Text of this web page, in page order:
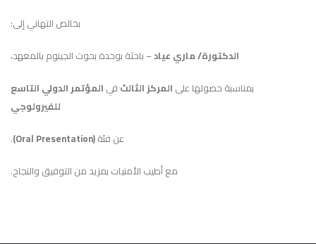
بخالص التهاني إلى:
الدكتورة/ ماري عياد– باحثة بوحدة بحوث الجينوم بالمعهد،
بمناسبة حصولها على المركز الثالث في المؤتمر الدولي التاسع
للفيرولوجي
عن فئة(Oral Presentation)
.
مع أطيب الأمنيات بمزيد من التوفيق والنجاح.